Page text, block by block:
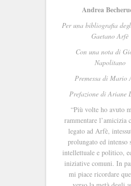
Andrea
Per una bibliografia
Gaetano Arfè
Con una nota di
Napolitano
Premessa di Mario
Prefazione di Ariane
“Più volte ho avuto
rammentare l’amicizia
legato ad Arfè,
prolungato ed intenso
intellettuale e politico,
iniziative comuni. In
mi piace ricordare